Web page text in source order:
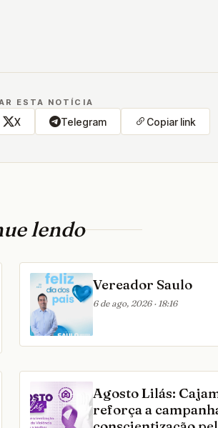
ESTA NOTÍCIA
X Telegram Copiar link
lendo
Vereador Saulo
6 de ago, 2026 · 18:16
Agosto Lilás:
reforça a